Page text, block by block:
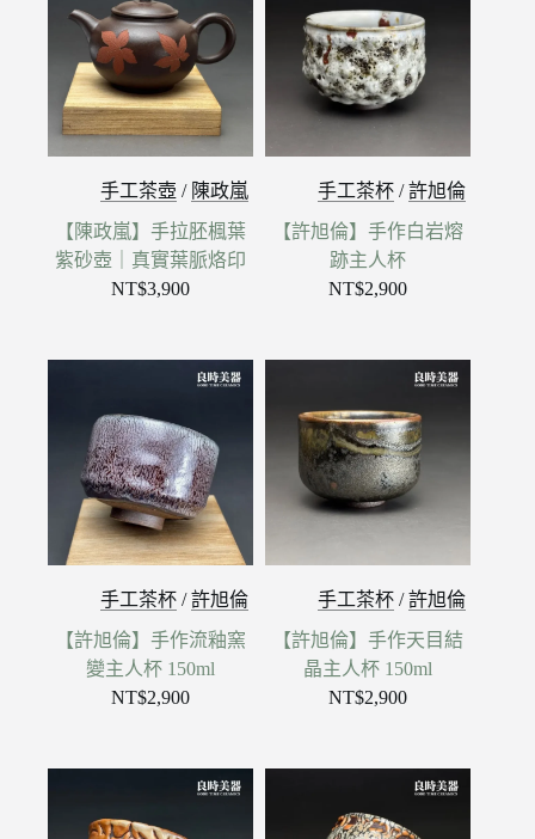
手工茶壺 / 陳政嵐
【陳政嵐】手拉胚楓葉
紫砂壺｜真實葉脈烙印
NT$3,900
手工茶杯 /許旭倫
【許旭倫】手作白岩熔
跡主人杯
NT$2,900
手工茶杯 /許旭倫
【許旭倫】手作流釉窯
變主人杯 150ml
NT$2,900
手工茶杯 /許旭倫
【許旭倫】手作天目結
晶主人杯 150ml
NT$2,900